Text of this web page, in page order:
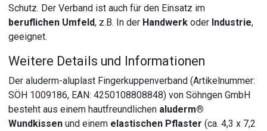
Schutz. Der Verband ist auch für den Einsatz im
beruflichen Umfeld, z.B. In der Handwerk oder Industrie,
geeignet.
Weitere Details und Informationen
Der aluderm-aluplast Fingerkuppenverband (Artikelnummer:
SÖH 1009186, EAN: 4250108808848) von Söhngen GmbH
besteht aus einem hautfreundlichen aluderm®
Wundkissen und einem elastischen Pflaster (ca. 4,3 x 7,2